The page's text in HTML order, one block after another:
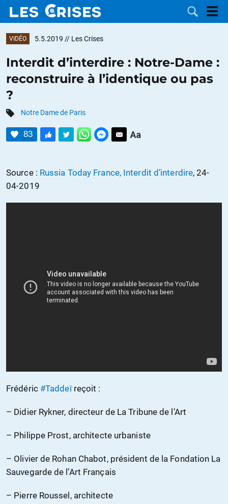
DOSSIERS
CATÉGORIES
MOTS CLÉS
CONTACTER
FAIRE UN
VIDÉO 5.5.2019 // Les Crises
Interdit d’interdire : Notre-Dame :
reconstruire à l’identique ou pas
?
Notre Dame de Paris
83
Source : Russia Today France, Interdit d’interdire, 24-
04-2019
Frédéric #Taddeïreçoit :
– Didier Rykner, directeur de La Tribune de l’Art
– Philippe Prost, architecte urbaniste
– Olivier de Rohan Chabot, président de la Fondation La
Sauvegarde de l’Art Français
– Pierre Roussel, architecte